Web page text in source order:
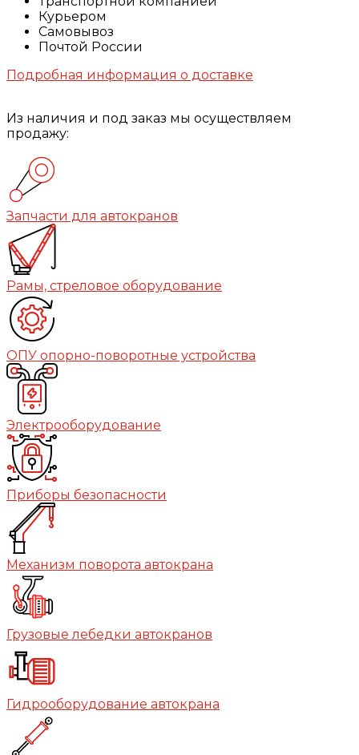
Курьером
Самовывоз
Почтой России
Подробная информация о доставке
Из наличия и под заказ мы осуществляем
продажу:
Запчасти для автокранов
Рамы, стреловое оборудование
ОПУ опорно-поворотные устройства
Электрооборудование
Приборы безопасности
Механизм поворота автокрана
Грузовые лебедки автокранов
Гидрооборудование автокрана